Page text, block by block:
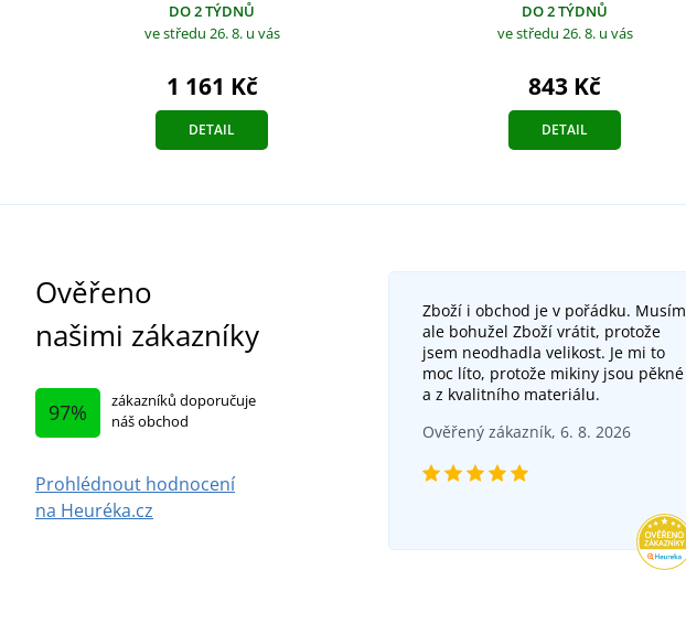
DO 2 TÝDNŮ
ve středu 26. 8. u vás
1 161 Kč
DETAIL
DO 2 TÝDNŮ
ve středu 26. 8. u vás
843 Kč
DETAIL
Ověřeno
našimi zákazníky
97%
zákazníků doporučuje
náš obchod
Prohlédnout hodnocení
na Heuréka.cz
Zboží i obchod je v pořádku. Musím
ale bohužel Zboží vrátit, protože
jsem neodhadla velikost. Je mi to
moc líto, protože mikiny jsou pěkné
a z kvalitního materiálu.
Ověřený zákazník, 6. 8. 2026